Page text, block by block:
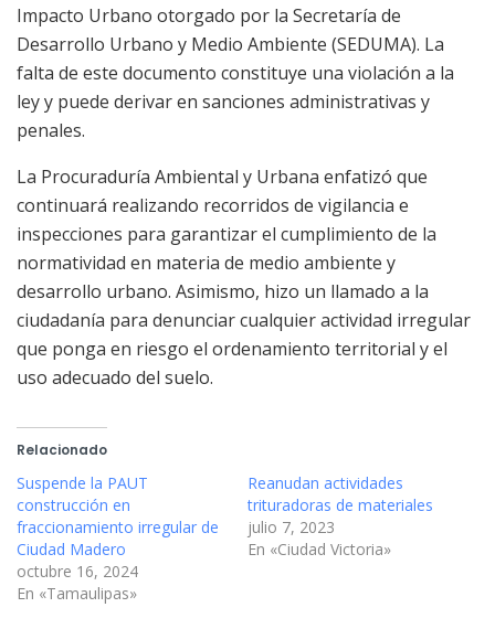
Impacto Urbano otorgado por la Secretaría de
Desarrollo Urbano y Medio Ambiente (SEDUMA). La
falta de este documento constituye una violación a la
ley y puede derivar en sanciones administrativas y
penales.
La Procuraduría Ambiental y Urbana enfatizó que
continuará realizando recorridos de vigilancia e
inspecciones para garantizar el cumplimiento de la
normatividad en materia de medio ambiente y
desarrollo urbano. Asimismo, hizo un llamado a la
ciudadanía para denunciar cualquier actividad irregular
que ponga en riesgo el ordenamiento territorial y el
uso adecuado del suelo.
Relacionado
Suspende la PAUT
construcción en
fraccionamiento irregular de
Ciudad Madero
octubre 16, 2024
En «Tamaulipas»
Reanudan actividades
trituradoras de materiales
julio 7, 2023
En «Ciudad Victoria»